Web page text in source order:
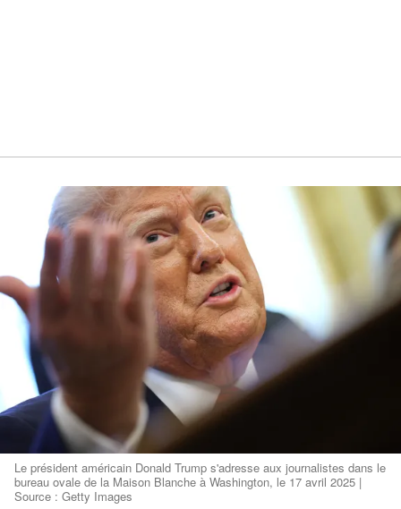
Le président américain Donald Trump s'adresse aux journalistes dans le
bureau ovale de la Maison Blanche à Washington, le 17 avril 2025 |
Source : Getty Images